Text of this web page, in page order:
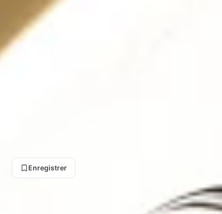
Vient
d'arriver
COMPTE
4.9/ 5·64 vendus
$
Enregistrer